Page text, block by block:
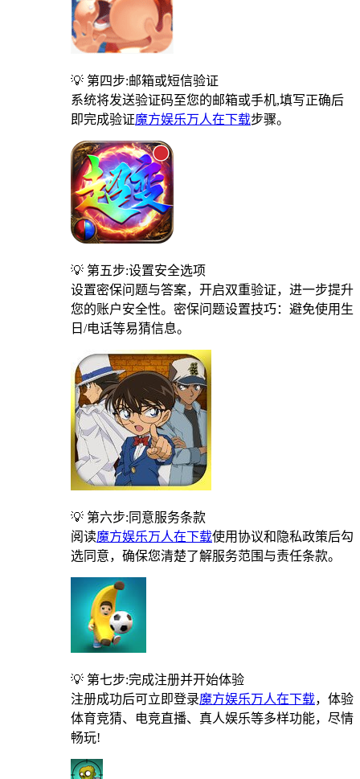
💡 第四步:邮箱或短信验证
系统将发送验证码至您的邮箱或手机,填写正确后
即完成验证魔方娱乐万人在下载步骤。
💡 第五步:设置安全选项
设置密保问题与答案，开启双重验证，进一步提升
您的账户安全性。密保问题设置技巧：避免使用生
日/电话等易猜信息。
💡 第六步:同意服务条款
阅读魔方娱乐万人在下载使用协议和隐私政策后勾
选同意，确保您清楚了解服务范围与责任条款。
💡 第七步:完成注册并开始体验
注册成功后可立即登录魔方娱乐万人在下载，体验
体育竞猜、电竞直播、真人娱乐等多样功能，尽情
畅玩!